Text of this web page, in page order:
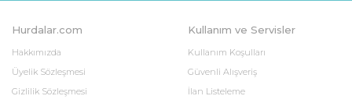
Hurdalar.com
Hakkımızda
Üyelik Sözleşmesi
Gizlilik Sözleşmesi
Kullanım ve Servisler
Kullanım Koşulları
Güvenli Alışveriş
İlan Listeleme